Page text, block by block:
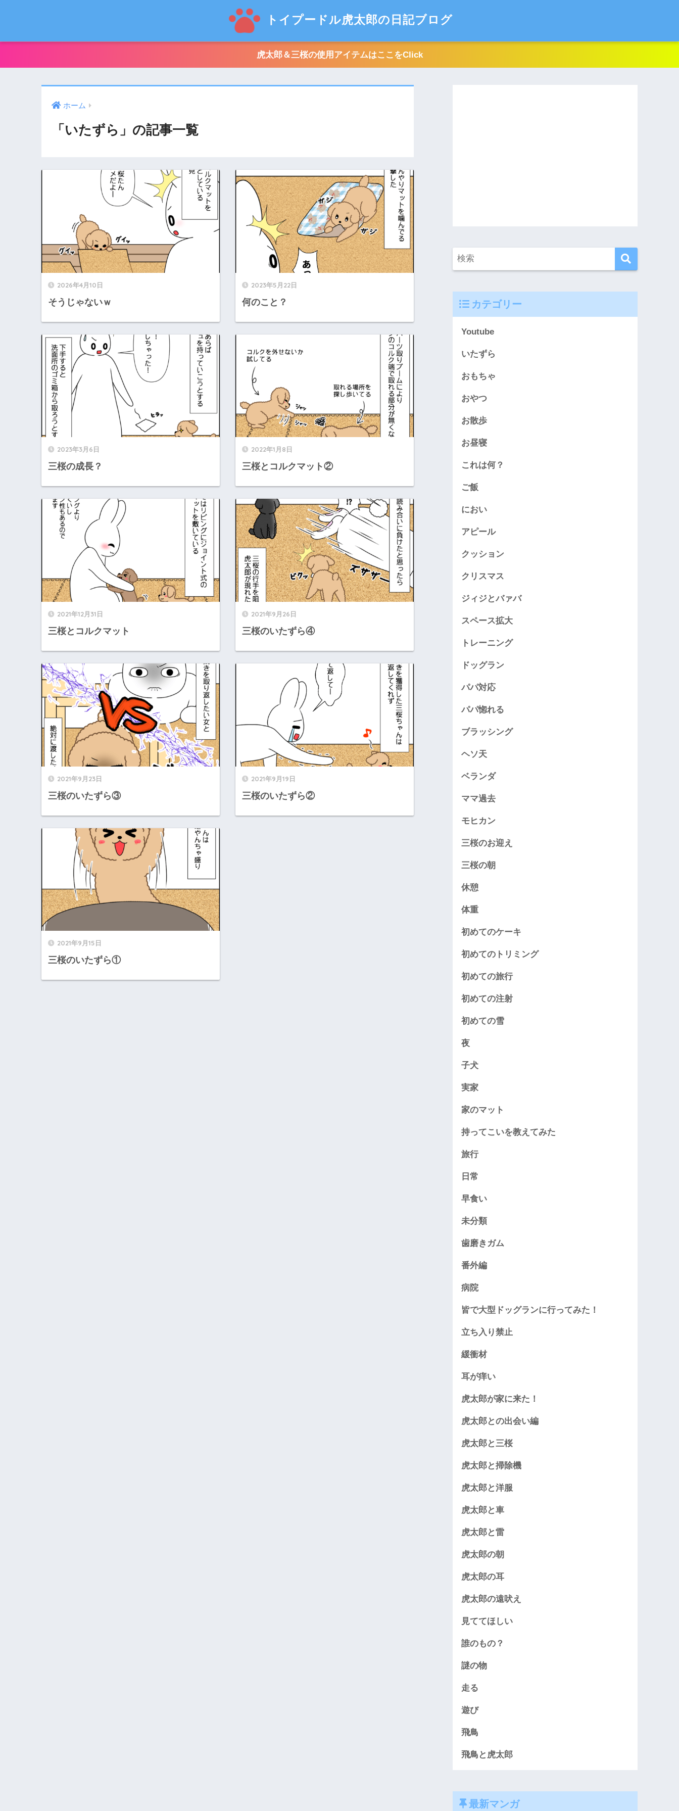
トイプードル虎太郎の日記ブログ
虎太郎＆三桜の使用アイテムはここをClick
ホーム
「いたずら」の記事一覧
2026年4月10日
そうじゃないｗ
2023年5月22日
何のこと？
2023年3月6日
三桜の成長？
2022年1月8日
三桜とコルクマット②
2021年12月31日
三桜とコルクマット
2021年9月26日
三桜のいたずら④
2021年9月23日
三桜のいたずら③
2021年9月19日
三桜のいたずら②
2021年9月15日
三桜のいたずら①
カテゴリー
Youtube
いたずら
おもちゃ
おやつ
お散歩
お昼寝
これは何？
ご飯
におい
アピール
クッション
クリスマス
ジィジとバァバ
スペース拡大
トレーニング
ドッグラン
パパ対応
パパ惚れる
ブラッシング
ヘソ天
ベランダ
ママ過去
モヒカン
三桜のお迎え
三桜の朝
休憩
体重
初めてのケーキ
初めてのトリミング
初めての旅行
初めての注射
初めての雪
夜
子犬
実家
家のマット
持ってこいを教えてみた
旅行
日常
早食い
未分類
歯磨きガム
番外編
病院
皆で大型ドッグランに行ってみた！
立ち入り禁止
緩衝材
耳が痒い
虎太郎が家に来た！
虎太郎との出会い編
虎太郎と三桜
虎太郎と掃除機
虎太郎と洋服
虎太郎と車
虎太郎と雷
虎太郎の朝
虎太郎の耳
虎太郎の遠吠え
見ててほしい
誰のもの？
謎の物
走る
遊び
飛鳥
飛鳥と虎太郎
最新マンガ